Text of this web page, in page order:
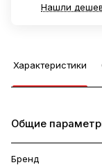
Нашли
Характеристики
Общие
Бренд